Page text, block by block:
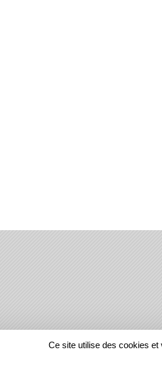
REGIONS
Ce site utilise des cookies